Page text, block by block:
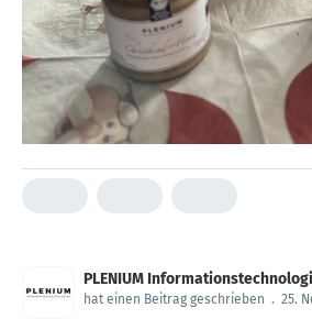
PLENIUM
hat einen Beitrag geschrieben . 25.